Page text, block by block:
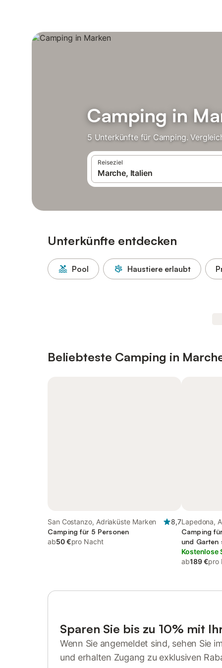
Camping in
5 Unterkünfte für Camping.
Reiseziel
Unterkünfte entdecken
Pool Haustiere erlaubt
Beliebteste Camping in
San Costanzo, Adriaküste Marken
8,7
Camping für 5 Personen
ab50 €pro Nacht
Lapedona,
Camping
und Garten
Kostenlose
ab189 €pro
Sparen Sie bis zu 10% mit
Wenn Sie angemeldet sind, sehen Sie
und erhalten Zugang zu exklusiven